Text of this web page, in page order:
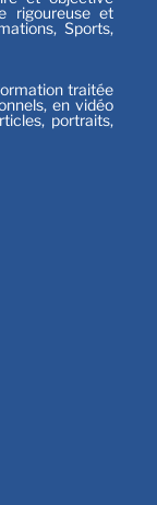
rigoureuse et
Sports,
traitée
en vidéo
portraits,